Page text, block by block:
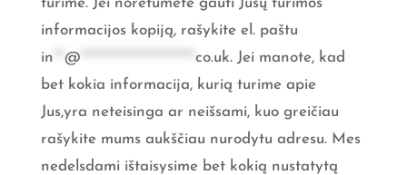
turime. Jei norėtumėte gauti Jūsų turimos
informacijos kopiją, rašykite el. paštu
in
@ co.uk. Jei manote, kad
bet kokia informacija, kurią turime apie
Jus,yra neteisinga ar neišsami, kuo greičiau
rašykite mums aukščiau nurodytu adresu. Mes
nedelsdami ištaisysime bet kokią nustatytą